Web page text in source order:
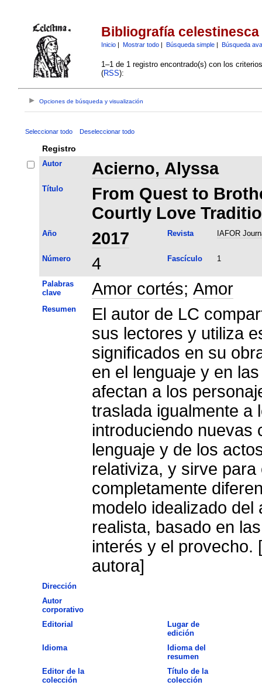
Bibliografía celestinesca
Inicio| Mostrar todo| Búsqueda simple| Búsqueda
1–1 de 1 registro encontrado(s) con los
(RSS):
Opciones de búsqueda y visualización
Seleccionar todo Deseleccionar todo
Registro
Autor Acierno, Alyssa
Título
From Quest to
Courtly Love
Año 2017 Revista IAFOR
Número 4 Fascículo 1
Palabras
clave
Amor cortés; Amor
Resumen
El autor de LC
sus lectores y utiliza
significados en su
en el lenguaje y en
afectan a los
traslada igualmente a
introduciendo nuevas
lenguaje y de los
relativiza, y sirve
completamente
modelo idealizado
realista, basado en
interés y el provecho.
autora]
Dirección
Autor
corporativo
Editorial
Lugar de
edición
Idioma
Idioma del
resumen
Editor de la
colección
Título de la
colección